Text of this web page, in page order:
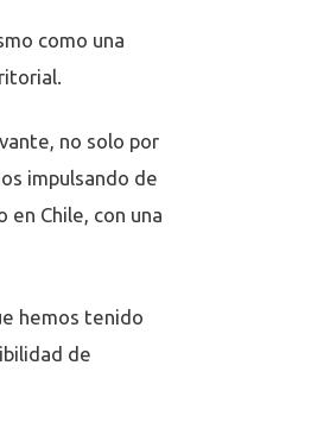
como una
no solo por
impulsando de
Chile, con una
hemos tenido
de